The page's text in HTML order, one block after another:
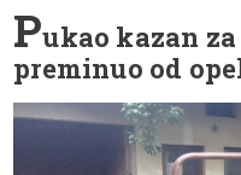
Pukao kazan
preminuo od